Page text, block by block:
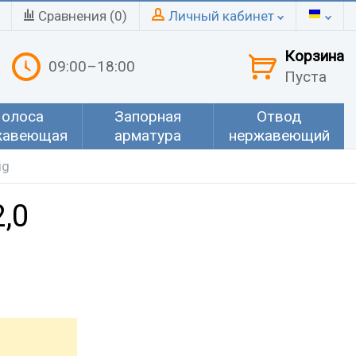
Сравнения (0) Личный кабинет
09:00–18:00
Корзина
Пуста
Запорная
арматура
Отвод
нержавеющий